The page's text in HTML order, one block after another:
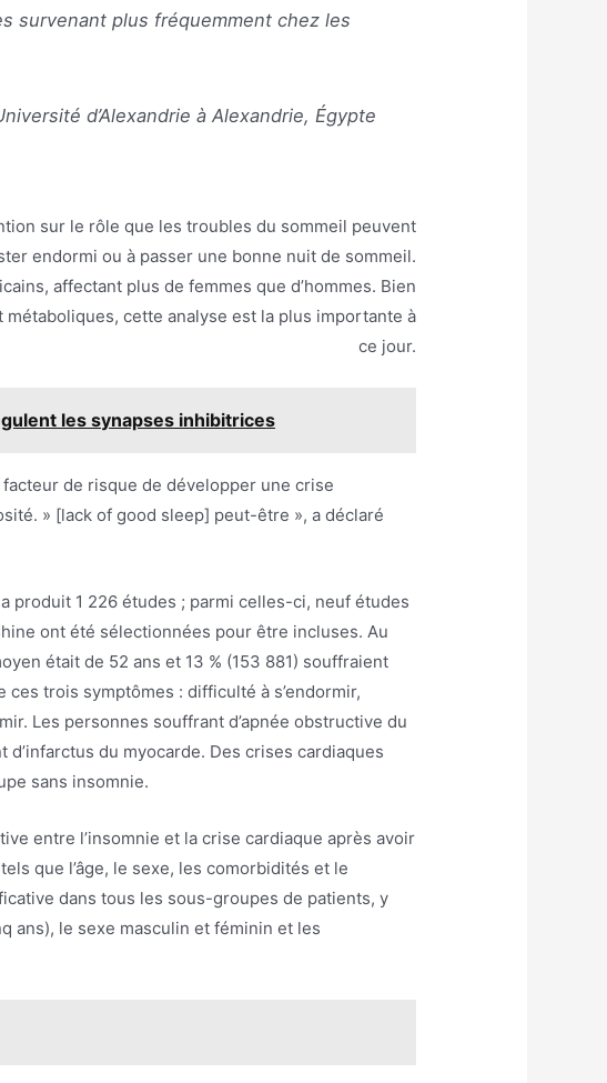
survenant plus fréquemment chez les
d’Alexandrie à Alexandrie, Égypte
sur le rôle que les troubles du sommeil peuvent
endormi ou à passer une bonne nuit de sommeil.
affectant plus de femmes que d’hommes. Bien
cette analyse est la plus importante à
ce jour.
les synapses inhibitrices
de risque de développer une crise
» [lack of good sleep] peut-être », a déclaré
produit 1 226 études ; parmi celles-ci, neuf études
ont été sélectionnées pour être incluses. Au
était de 52 ans et 13 % (153 881) souffraient
trois symptômes : difficulté à s’endormir,
Les personnes souffrant d’apnée obstructive du
d’infarctus du myocarde. Des crises cardiaques
sans insomnie.
entre l’insomnie et la crise cardiaque après avoir
que l’âge, le sexe, les comorbidités et le
dans tous les sous-groupes de patients, y
ans), le sexe masculin et féminin et les